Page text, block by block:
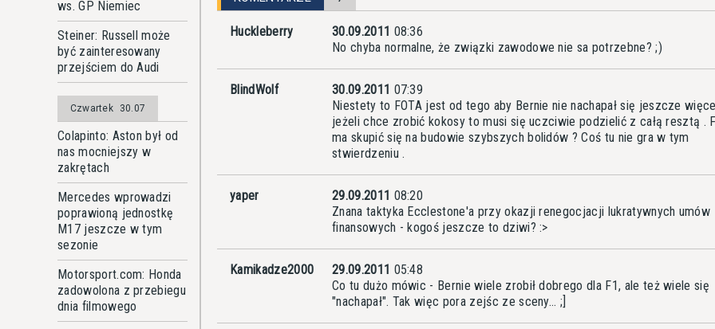
ws. GP Niemiec
Steiner: Russell może
być zainteresowany
przejściem do Audi
Czwartek 30.07
Colapinto: Aston był od
nas mocniejszy w
zakrętach
Mercedes wprowadzi
poprawioną jednostkę
M17 jeszcze w tym
sezonie
Motorsport.com: Honda
zadowolona z przebiegu
dnia filmowego
Huckleberry 30.09.2011 08:36
No chyba normalne, że związki zawodowe nie sa potrzebne? ;)
BlindWolf 30.09.2011 07:39
Niestety to FOTA jest od tego aby Bernie nie nachapał się jeszcze
jeżeli chce zrobić kokosy to musi się uczciwie podzielić z całą resztą .
ma skupić się na budowie szybszych bolidów ? Coś tu nie gra w tym
stwierdzeniu .
yaper 29.09.2011 08:20
Znana taktyka Ecclestone'a przy okazji renegocjacji lukratywnych umów
finansowych - kogoś jeszcze to dziwi? :>
Kamikadze2000 29.09.2011 05:48
Co tu dużo mówic - Bernie wiele zrobił dobrego dla F1, ale też wiele się
"nachapał". Tak więc pora zejśc ze sceny... ;]